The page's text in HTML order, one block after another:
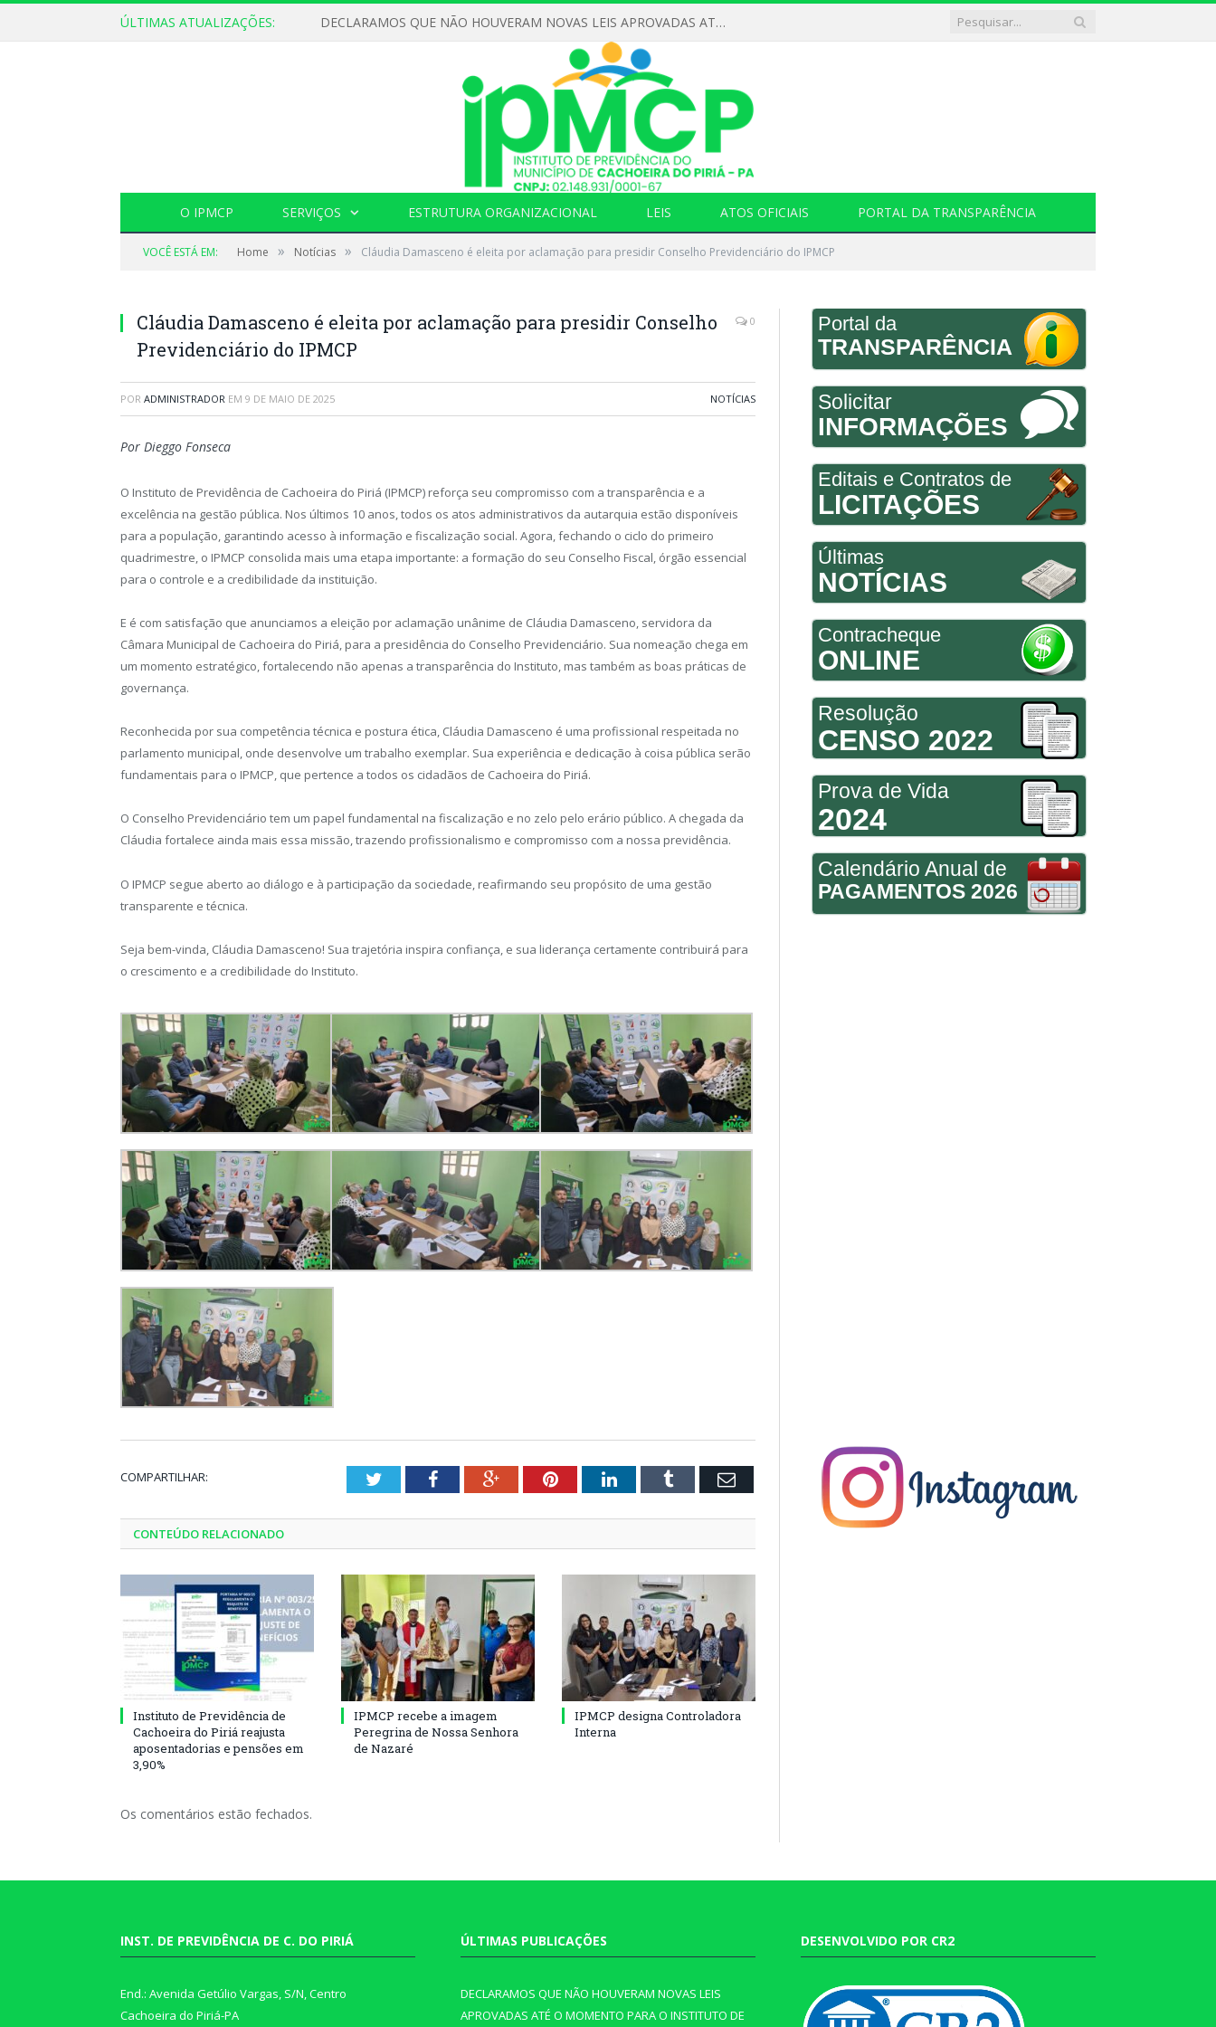
ÚLTIMAS ATUALIZAÇÕES: DECLARAMOS QUE NÃO HOUVERAM NOVAS LEIS APROVADAS ATÉ O MOMENTO PARA O INSTITUTO DE PREVIDÊNCIA NO ANO DE 2026
O IPMCP SERVIÇOS ESTRUTURA ORGANIZACIONAL LEIS ATOS OFICIAIS PORTAL DA TRANSPARÊNCIA
VOCÊ ESTÁ EM: Home » Notícias » Cláudia Damasceno é eleita por aclamação para presidir Conselho Previdenciário do IPMCP
Cláudia Damasceno é eleita por aclamação para presidir Conselho
Previdenciário do IPMCP
0
POR ADMINISTRADOR EM 9 DE MAIO DE 2025 NOTÍCIAS
Por Dieggo Fonseca
O Instituto de Previdência de Cachoeira do Piriá (IPMCP) reforça seu compromisso com a transparência e a
excelência na gestão pública. Nos últimos 10 anos, todos os atos administrativos da autarquia estão disponíveis
para a população, garantindo acesso à informação e fiscalização social. Agora, fechando o ciclo do primeiro
quadrimestre, o IPMCP consolida mais uma etapa importante: a formação do seu Conselho Fiscal, órgão essencial
para o controle e a credibilidade da instituição.
E é com satisfação que anunciamos a eleição por aclamação unânime de Cláudia Damasceno, servidora da
Câmara Municipal de Cachoeira do Piriá, para a presidência do Conselho Previdenciário. Sua nomeação chega em
um momento estratégico, fortalecendo não apenas a transparência do Instituto, mas também as boas práticas de
governança.
Reconhecida por sua competência técnica e postura ética, Cláudia Damasceno é uma profissional respeitada no
parlamento municipal, onde desenvolve um trabalho exemplar. Sua experiência e dedicação à coisa pública serão
fundamentais para o IPMCP, que pertence a todos os cidadãos de Cachoeira do Piriá.
O Conselho Previdenciário tem um papel fundamental na fiscalização e no zelo pelo erário público. A chegada da
Cláudia fortalece ainda mais essa missão, trazendo profissionalismo e compromisso com a nossa previdência.
O IPMCP segue aberto ao diálogo e à participação da sociedade, reafirmando seu propósito de uma gestão
transparente e técnica.
Seja bem-vinda, Cláudia Damasceno! Sua trajetória inspira confiança, e sua liderança certamente contribuirá para
o crescimento e a credibilidade do Instituto.
COMPARTILHAR: TwitterFacebookGoogle+PinterestLinkedInTumblr Email
CONTEÚDO RELACIONADO
Instituto de Previdência de
Cachoeira do Piriá reajusta
aposentadorias e pensões em
3,90%
IPMCP recebe a imagem
Peregrina de Nossa Senhora
de Nazaré
IPMCP designa Controladora
Interna
Os comentários estão fechados.
Portal da
TRANSPARÊNCIA
Solicitar
INFORMAÇÕES
Editais e Contratos de
LICITAÇÕES
Últimas
NOTÍCIAS
Contracheque
ONLINE
Resolução
CENSO 2022
Prova de Vida
2024
Calendário Anual de
PAGAMENTOS 2026
INST. DE PREVIDÊNCIA DE C. DO PIRIÁ
End.: Avenida Getúlio Vargas, S/N, Centro
Cachoeira do Piriá-PA
ÚLTIMAS PUBLICAÇÕES
DECLARAMOS QUE NÃO HOUVERAM NOVAS LEIS
APROVADAS ATÉ O MOMENTO PARA O INSTITUTO DE
DESENVOLVIDO POR CR2